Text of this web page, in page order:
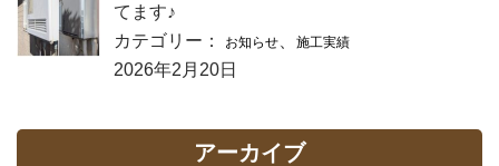
てます♪
カテゴリー：
お知らせ 施工実績
2026年2月20日
アーカイブ